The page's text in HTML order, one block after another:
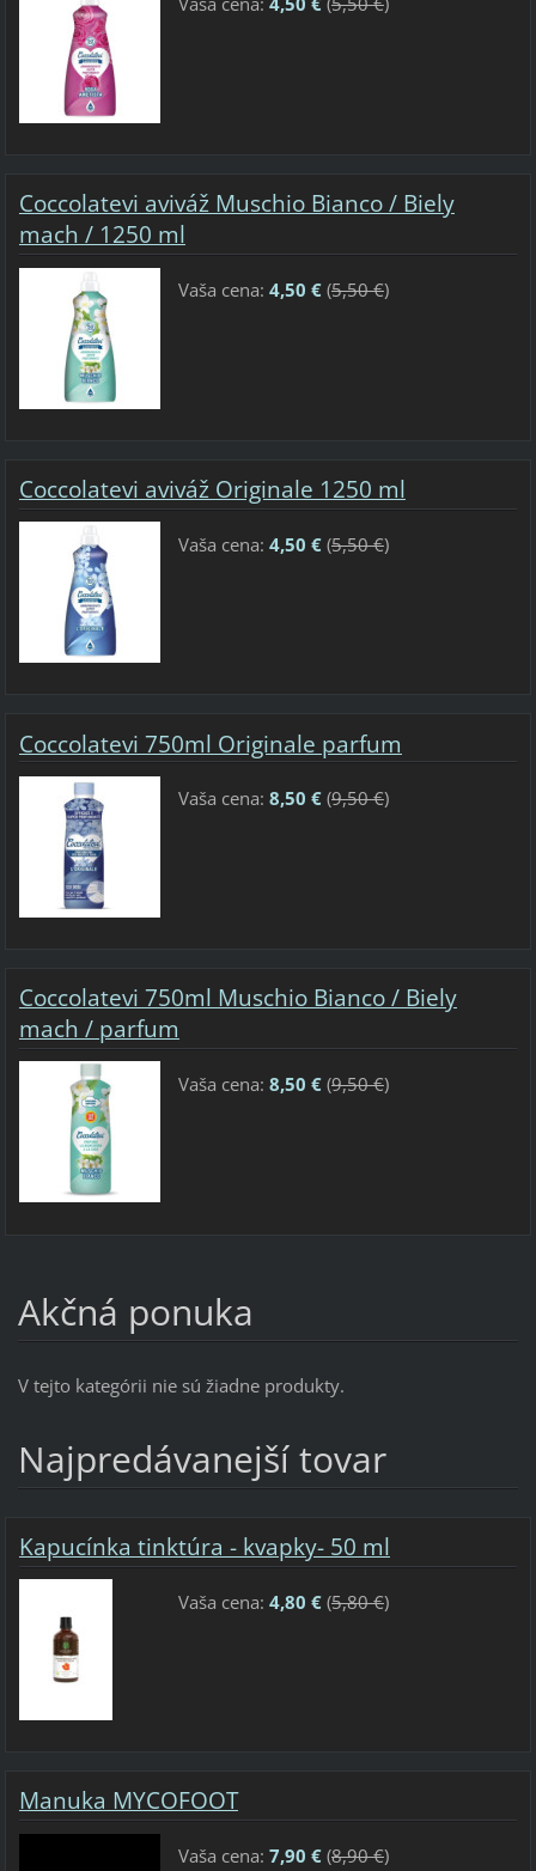
Coccolatevi aviváž Muschio Bianco / Biely
mach / 1250 ml
Vaša cena: 4,50 €(5,50 €)
Coccolatevi aviváž Originale 1250 ml
Vaša cena: 4,50 €(5,50 €)
Coccolatevi 750ml Originale parfum
Vaša cena: 8,50 €(9,50 €)
Coccolatevi 750ml Muschio Bianco / Biely
mach / parfum
Vaša cena: 8,50 €(9,50 €)
Akčná ponuka
V tejto kategórii nie sú žiadne produkty.
Najpredávanejší tovar
Kapucínka tinktúra - kvapky- 50 ml
Vaša cena: 4,80 €(5,80 €)
Manuka MYCOFOOT
Vaša cena: 7,90 €(8,90 €)